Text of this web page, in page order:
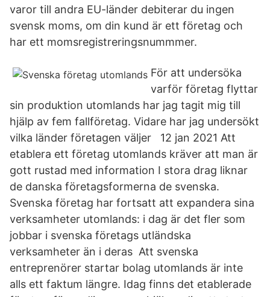
varor till andra EU-länder debiterar du ingen
svensk moms, om din kund är ett företag och
har ett momsregistreringsnummmer.
För att undersöka
varför företag flyttar
sin produktion utomlands har jag tagit mig till
hjälp av fem fallföretag. Vidare har jag undersökt
vilka länder företagen väljer 12 jan 2021 Att
etablera ett företag utomlands kräver att man är
gott rustad med information I stora drag liknar
de danska företagsformerna de svenska.
Svenska företag har fortsatt att expandera sina
verksamheter utomlands: i dag är det fler som
jobbar i svenska företags utländska
verksamheter än i deras Att svenska
entreprenörer startar bolag utomlands är inte
alls ett faktum längre. Idag finns det etablerade